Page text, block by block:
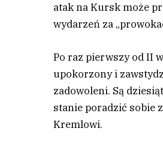
atak na Kursk może
wydarzeń za
Po raz pierwszy od II
upokorzony i
zadowoleni. Są
stanie poradzić sobie
Kremlowi.